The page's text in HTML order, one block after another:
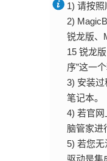
1) 请按照
2)
锐龙版、
15 锐龙
序”这一个
3) 安装
笔记本。
4) 若官
脑管家进
5) 若您
驱动是集